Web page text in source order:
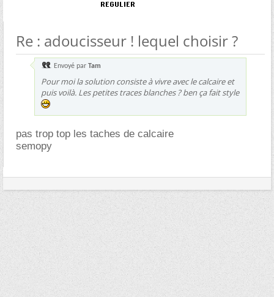
Re : adoucisseur ! lequel choisir ?
Envoyé par Tam
Pour moi la solution consiste à vivre avec le calcaire et
puis voilà. Les petites traces blanches ? ben ça fait style
pas trop top les taches de calcaire
semopy